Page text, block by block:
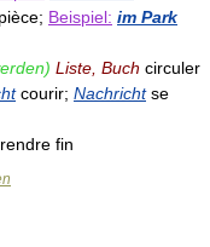
Beispiel: im Park
Liste, Buch circuler
courir; Nachrichtse
fin